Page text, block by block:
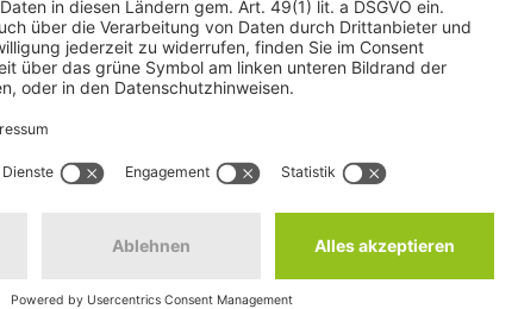
ein Treibhauspotenzial (GWP), das bis zu 24.000 Mal über
Chemikalie R404A, die alle befragten Unternehmen
auf natürliche Kältemittel. LIDL und ALDI nutzen nach
natürliche Alternativen zur Kühlung. Die Metro Group verzichtet
mit der klimafreundlichen Variante Ammoniak.
50 Prozent der Energiekosten verantwortlich. Mit dem Einsatz
bereits fast bei allen befragten Unternehmen Türen
GmbH, die jedes zweite Kühlregal mit Türen sowie mit einer
der Bio-Supermarkt Alnatura. Hier sind alle Kühlregale mit Türen
notwendig und aus ökonomischer Sicht sinnvoll. Wir fordern
Auch der Handel muss endlich reagieren und sich öffentlich zu
bei der Deutschen Umwelthilfe. Die DUH kündigte